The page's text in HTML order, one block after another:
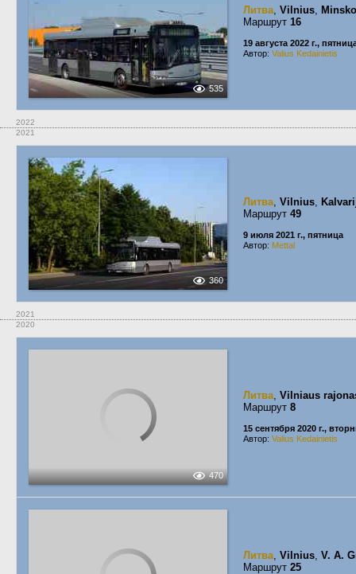
535
Литва, Vilnius,
Маршрут 16
19 августа 2022 г.,
Автор: Valius Kedainietis
2022
2021
360
Литва, Vilnius,
Маршрут 49
9 июля 2021 г., пятница
Автор: Mettal
2021
2020
470
Литва, Vilniaus
Маршрут 8
15 сентября 2020 г.,
Автор: Valius Kedainietis
Литва, Vilnius, V. A.
Маршрут 25